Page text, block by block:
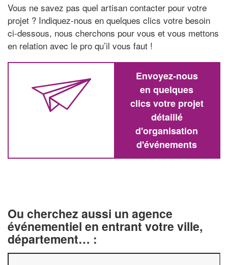
Vous ne savez pas quel artisan contacter pour votre
projet ? Indiquez-nous en quelques clics votre besoin
ci-dessous, nous cherchons pour vous et vous mettons
en relation avec le pro qu’il vous faut !
Envoyez-nous
en quelques
clics votre projet
détaillé
d'organisation
d'événements
Ou cherchez aussi un agence
événementiel en entrant votre ville,
département… :